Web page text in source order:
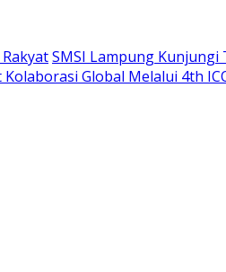
SMSI Lampung
Kolaborasi Global Melalui 4th